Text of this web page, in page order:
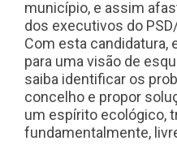
município, e assim
dos executivos do
Com esta candidatura,
para uma visão de
saiba identificar os
concelho e propor
um espírito ecológico,
fundamentalmente,